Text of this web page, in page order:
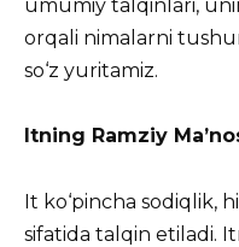
umumiy talqinlari,
orqali nimalarni
so‘z yuritamiz.
Itning Ramziy
It ko‘pincha sodiqlik,
sifatida talqin etiladi.